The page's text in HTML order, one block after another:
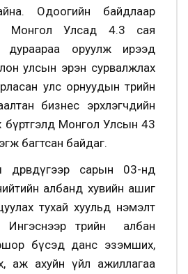
Одоогийн байдлаар
Монгол Улсад 4.3 сая
дураараа оруулж ирээд
улсын эрэн сурвалжлах
улс орнуудын төрийн
бизнес эрхлэгчдийн
Монгол Улсын 43
багтсан байдаг.
сарын 03-нд
албанд хувийн ашиг
тухай хуульд нэмэлт
Ингэснээр төрийн албан
бүсэд данс эзэмших,
аж ахуйн үйл ажиллагаа